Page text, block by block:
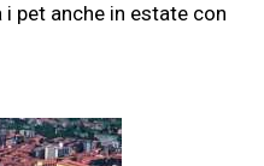
i pet anche in estate con